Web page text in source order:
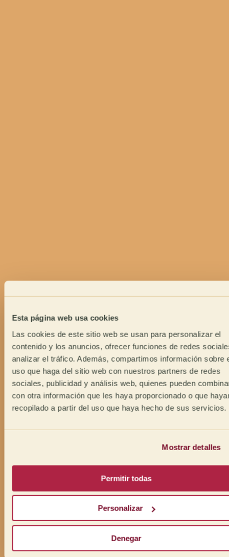
Esta página web usa cookies
Las cookies de este sitio web se usan para personalizar el
contenido y los anuncios, ofrecer funciones de redes
analizar el tráfico. Además, compartimos información sobre
uso que haga del sitio web con nuestros partners de redes
sociales, publicidad y análisis web, quienes pueden
con otra información que les haya proporcionado o que
recopilado a partir del uso que haya hecho de sus servicios.
Mostrar detalles
Permitir todas
Personalizar
Denegar